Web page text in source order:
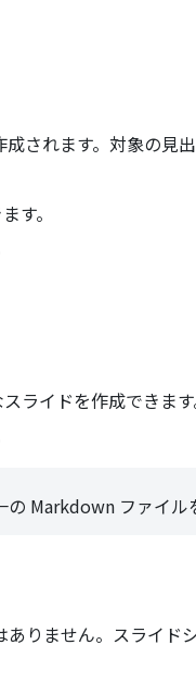
されます。対象の見
す。
ライドを作成できます
Markdown ファイル
りません。スライ